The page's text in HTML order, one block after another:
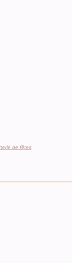
de fêtes